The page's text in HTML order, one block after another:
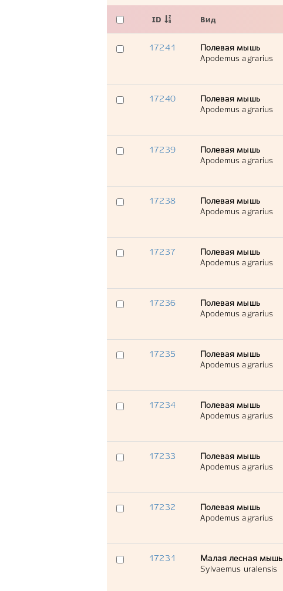
ID Вид
17241
Полевая мышь
Apodemus agrarius
17240
Полевая мышь
Apodemus agrarius
17239
Полевая мышь
Apodemus agrarius
17238
Полевая мышь
Apodemus agrarius
17237
Полевая мышь
Apodemus agrarius
17236
Полевая мышь
Apodemus agrarius
17235
Полевая мышь
Apodemus agrarius
17234
Полевая мышь
Apodemus agrarius
17233
Полевая мышь
Apodemus agrarius
17232
Полевая мышь
Apodemus agrarius
17231
Малая лесная мышь
Sylvaemus uralensis